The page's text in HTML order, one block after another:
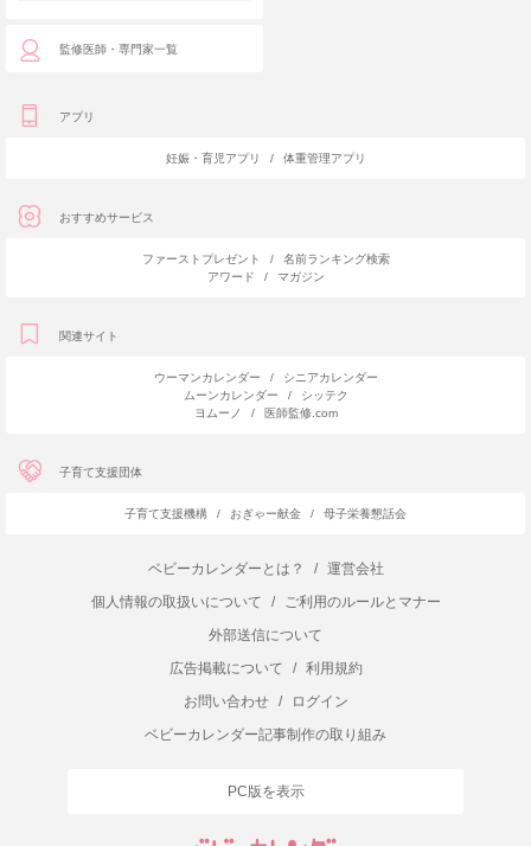
監修医師・専門家一覧
アプリ
妊娠・育児アプリ / 体重管理アプリ
おすすめサービス
ファーストプレゼント /
名前ランキング検索
アワード
/ マガジン
関連サイト
ウーマンカレンダー /
シニアカレンダー
ムーンカレンダー
/
シッテク
ヨムーノ
/ 医師監修.com
子育て支援団体
子育て支援機構 / おぎゃー献金 / 母子栄養懇話会
ベビーカレンダーとは？ /
運営会社
個人情報の取扱いについて
/
ご利用のルールとマナー
外部送信について
広告掲載について
/
利用規約
お問い合わせ
/
ログイン
ベビーカレンダー記事制作の取り組み
PC版を表示